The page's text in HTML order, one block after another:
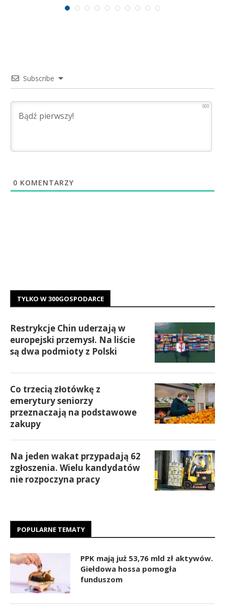
Subscribe
500
0 KOMENTARZY
TYLKO W 300GOSPODARCE
Restrykcje Chin uderzają w
europejski przemysł. Na liście
są dwa podmioty z Polski
Co trzecią złotówkę z
emerytury seniorzy
przeznaczają na podstawowe
zakupy
Na jeden wakat przypadają 62
zgłoszenia. Wielu kandydatów
nie rozpoczyna pracy
POPULARNE TEMATY
PPK mają już 53,76 mld zł aktywów.
Giełdowa hossa pomogła
funduszom